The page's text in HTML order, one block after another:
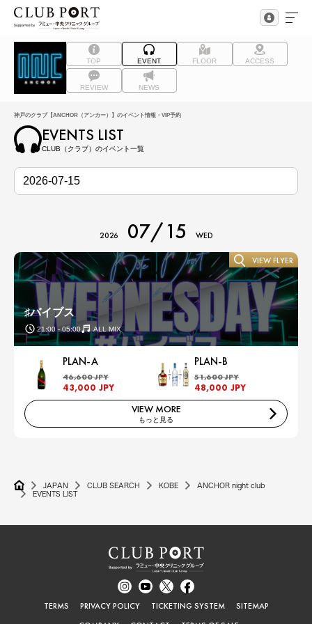
TOP EVENT FLOOR ACCESS
REVIEW NEWS
神戸のクラブ【ANCHOR（アンカー）】のイベント情報・VIP予約
EVENTS LIST
CLUB（クラブ）のイベント一覧
2026 07/15 WED
♯バイブス
21:00 - 05:00 ALL MIX
VIEW FLYER
PLAN-A
46,600 JPY
43,000 JPY
PLAN-B
51,600 JPY
48,000 JPY
VIEW MORE
もっと見る
JAPAN CLUB SEARCH KOBE
ANCHOR night club
EVENTS LIST
TERMS PRIVACY POLICY TICKETING SYSTEM
SITEMAP